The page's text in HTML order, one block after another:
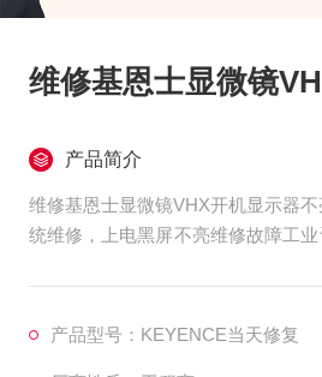
维修基恩士显微镜
产品简介
维修基恩士显微镜VHX开机显示器
统维修，上电黑屏不亮维修故障工
团队，可以确保基恩士视觉控制器
产品型号：KEYENCE当天修复